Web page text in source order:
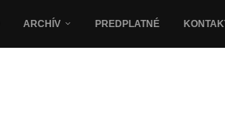
ARCHÍV PREDPLATNÉ